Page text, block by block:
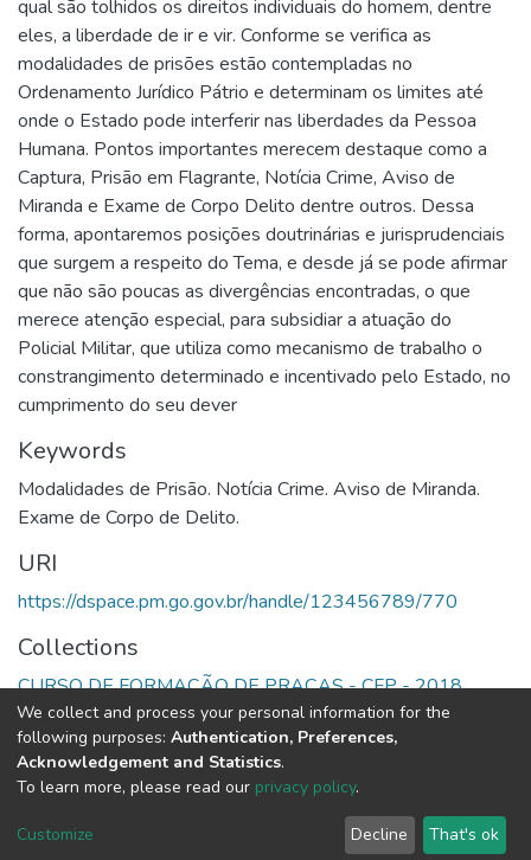
qual são tolhidos os direitos individuais do homem, dentre
eles, a liberdade de ir e vir. Conforme se verifica as
modalidades de prisões estão contempladas no
Ordenamento Jurídico Pátrio e determinam os limites até
onde o Estado pode interferir nas liberdades da Pessoa
Humana. Pontos importantes merecem destaque como a
Captura, Prisão em Flagrante, Notícia Crime, Aviso de
Miranda e Exame de Corpo Delito dentre outros. Dessa
forma, apontaremos posições doutrinárias e jurisprudenciais
que surgem a respeito do Tema, e desde já se pode afirmar
que não são poucas as divergências encontradas, o que
merece atenção especial, para subsidiar a atuação do
Policial Militar, que utiliza como mecanismo de trabalho o
constrangimento determinado e incentivado pelo Estado, no
cumprimento do seu dever
Keywords
Modalidades de Prisão. Notícia Crime. Aviso de Miranda.
Exame de Corpo de Delito.
URI
https://dspace.pm.go.gov.br/handle/123456789/770
Collections
CURSO DE FORMAÇÃO DE PRAÇAS - CFP - 2018
Full item page
DSpace software copyright © 2002-2026
Cookie
End User
Agreement
Send
Feedback
We collect and process your personal information for the
following purposes: Authentication, Preferences,
Acknowledgement and Statistics.
To learn more, please read our privacy policy.
Customize Decline That's ok